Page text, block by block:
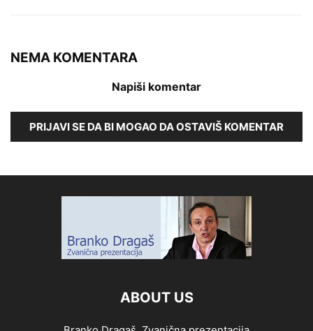
NEMA KOMENTARA
Napiši komentar
PRIJAVI SE DA BI MOGAO DA OSTAVIŠ KOMENTAR
ABOUT US